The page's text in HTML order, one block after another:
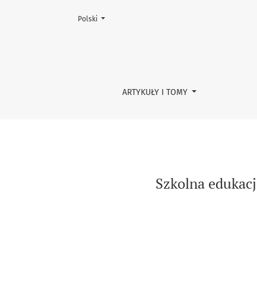
Szkolna edukacja wobec otaczającej
ARTYKUŁY I TOMY
Zmień język, obecnie wybrany to:
Polski
Szkolna